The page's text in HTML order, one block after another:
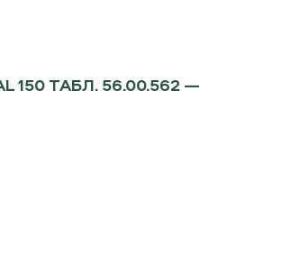
ТАБЛ. 56.00.562 —